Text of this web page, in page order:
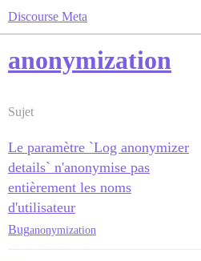
Discourse Meta
anonymization
Sujet
Le paramètre `Log anonymizer
details` n'anonymise pas
entièrement les noms
d'utilisateur
Buganonymization